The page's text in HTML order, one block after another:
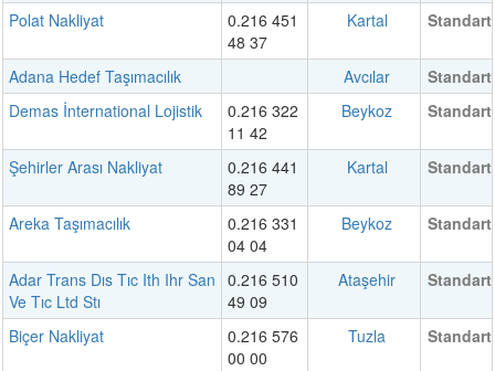
Polat Nakliyat
0.216 451
48 37
Kartal Standart
Adana Hedef Taşımacılık Avcılar
Standart
Demas İnternational Lojistik
0.216 322
11 42
Beykoz Standart
Şehirler Arası Nakliyat
0.216 441
89 27
Kartal Standart
Areka Taşımacılık
0.216 331
04 04
Beykoz Standart
Adar Trans Dıs Tıc Ith Ihr San
Ve Tıc Ltd Stı
0.216 510
49 09
Ataşehir Standart
Biçer Nakliyat
0.216 576
00 00
Tuzla Standart